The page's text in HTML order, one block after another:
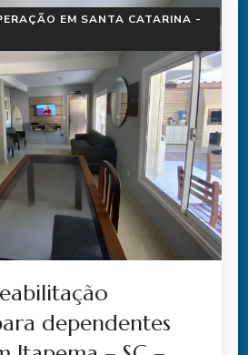
EM SANTA CATARINA -
dependentes